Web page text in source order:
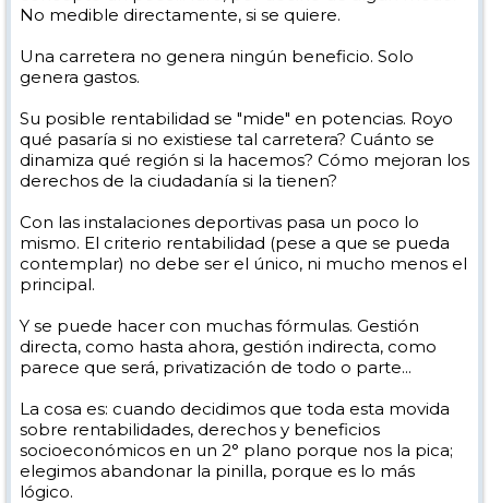
No medible directamente, si se quiere.
Una carretera no genera ningún beneficio. Solo
genera gastos.
Su posible rentabilidad se "mide" en potencias. Royo
qué pasaría si no existiese tal carretera? Cuánto se
dinamiza qué región si la hacemos? Cómo mejoran los
derechos de la ciudadanía si la tienen?
Con las instalaciones deportivas pasa un poco lo
mismo. El criterio rentabilidad (pese a que se pueda
contemplar) no debe ser el único, ni mucho menos el
principal.
Y se puede hacer con muchas fórmulas. Gestión
directa, como hasta ahora, gestión indirecta, como
parece que será, privatización de todo o parte...
La cosa es: cuando decidimos que toda esta movida
sobre rentabilidades, derechos y beneficios
socioeconómicos en un 2° plano porque nos la pica;
elegimos abandonar la pinilla, porque es lo más
lógico.